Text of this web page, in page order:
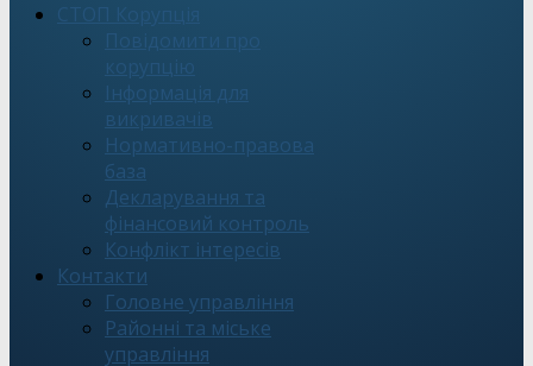
СТОП Корупція
Повідомити про
корупцію
Інформація для
викривачів
Нормативно-правова
база
Декларування та
фінансовий контроль
Конфлікт інтересів
Контакти
Головне управління
Районні та міське
управління